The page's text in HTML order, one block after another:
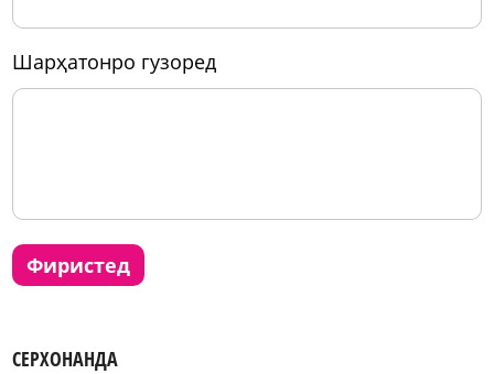
шарҳатонро гузоред
фиристед
СЕРХОНАНДА